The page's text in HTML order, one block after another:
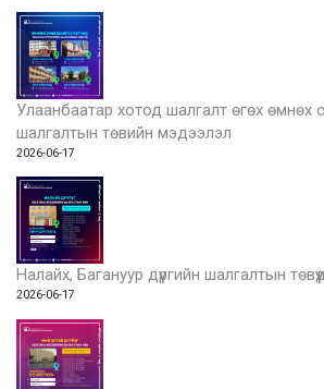
Улаанбаатар хотод шалгалт өгөх өмнөх
шалгалтын төвийн мэдээлэл
2026-06-17
Налайх, Багануур дүүргийн шалгалтын
2026-06-17